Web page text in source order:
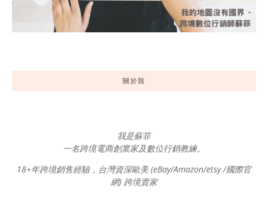
關於我
我是蘇菲
一名跨境電商創業家及數位行銷教練。
18+年跨境銷售經驗，台灣資深歐美 (eBay/Amazon/etsy /國際官
網) 跨境賣家